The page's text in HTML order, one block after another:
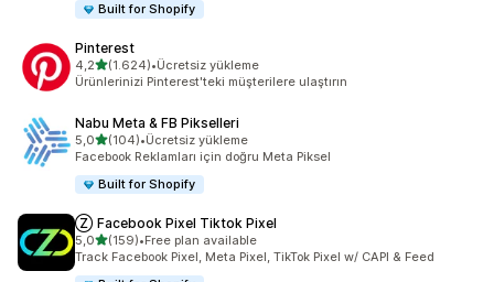
Built for Shopify
Pinterest
4,25 yıldız üzerinden
(1.624)
toplam 1624 değerlendirme
•Ücretsiz yükleme
Ürünlerinizi Pinterest'teki müşterilere ulaştırın
Nabu Meta & FB Pikselleri
5,05 yıldız üzerinden
(104)
toplam 104 değerlendirme
•Ücretsiz yükleme
Facebook Reklamları için doğru Meta Piksel
Built for Shopify
Ⓩ Facebook Pixel Tiktok Pixel
5,05 yıldız üzerinden
(159)
toplam 159 değerlendirme
•Free plan available
Track Facebook Pixel, Meta Pixel, TikTok Pixel w/ CAPI & Feed